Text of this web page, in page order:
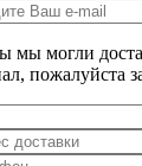
мы могли
пожалуйста